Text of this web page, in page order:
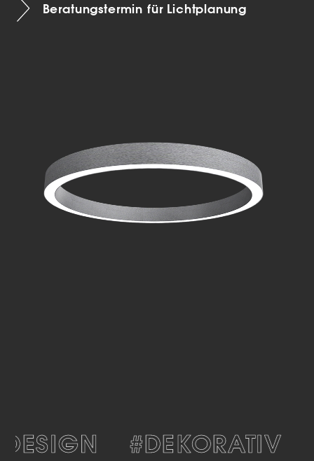
Beratungstermin für Lichtplanung
#DEKORATIV